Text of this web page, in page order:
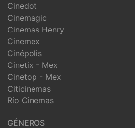
Cinedot
Cinemagic
Cinemas Henry
Cinemex
Cinépolis
Cinetix - Mex
Cinetop - Mex
Citicinemas
Río Cinemas
GÉNEROS